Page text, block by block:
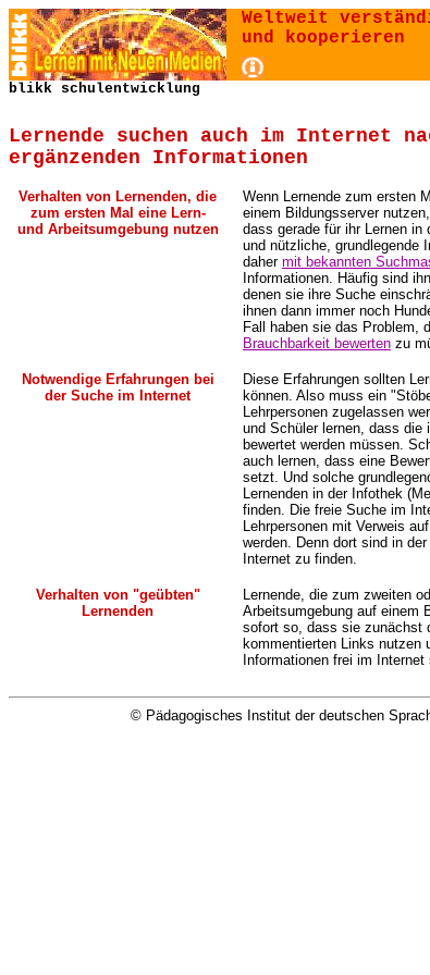
Weltweit
und kooperieren
blikk schulentwicklung
Lernende suchen auch im Internet
ergänzenden Informationen
Verhalten von Lernenden, die
zum ersten Mal eine Lern-
und Arbeitsumgebung nutzen
Wenn Lernende zum ersten
einem Bildungsserver
dass gerade für ihr Lernen
und nützliche, grundlegende
daher mit bekannten
Informationen. Häufig sind
denen sie ihre Suche
ihnen dann immer noch
Fall haben sie das Problem,
Brauchbarkeit bewerten zu
Notwendige Erfahrungen bei
der Suche im Internet
Diese Erfahrungen sollten
können. Also muss ein
Lehrpersonen zugelassen
und Schüler lernen, dass die
bewertet werden müssen.
auch lernen, dass eine
setzt. Und solche
Lernenden in der Infothek
finden. Die freie Suche im
Lehrpersonen mit Verweis
werden. Denn dort sind in
Internet zu finden.
Verhalten von "geübten"
Lernenden
Lernende, die zum zweiten
Arbeitsumgebung auf einem
sofort so, dass sie zunächst
kommentierten Links nutzen
Informationen frei im Internet
© Pädagogisches Institut der deutschen